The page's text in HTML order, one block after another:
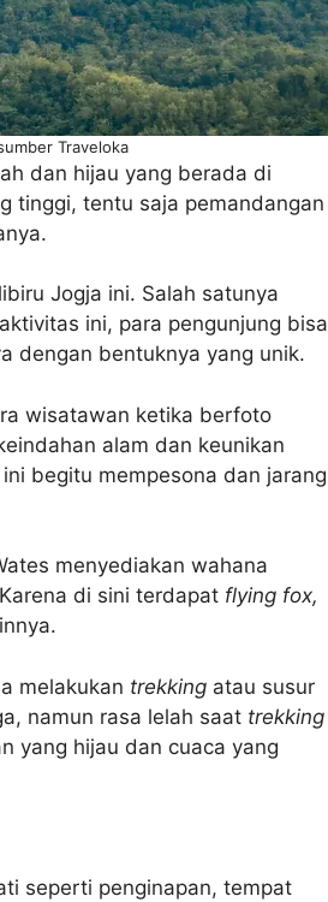
Traveloka
dan hijau yang berada di
tinggi, tentu saja pemandangan
Jogja ini. Salah satunya
ini, para pengunjung bisa
dengan bentuknya yang unik.
wisatawan ketika berfoto
alam dan keunikan
ini begitu mempesona dan jarang
menyediakan wahana
di sini terdapat flying fox,
melakukan trekking atau susur
namun rasa lelah saat trekking
yang hijau dan cuaca yang
seperti penginapan, tempat